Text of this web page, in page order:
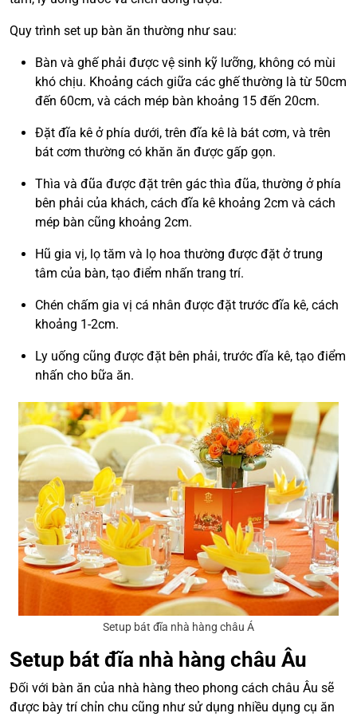
Quy trình set up bàn ăn thường như sau:
Bàn và ghế phải được vệ sinh kỹ lưỡng, không có mùi
khó chịu. Khoảng cách giữa các ghế thường là từ 50cm
đến 60cm, và cách mép bàn khoảng 15 đến 20cm.
Đặt đĩa kê ở phía dưới, trên đĩa kê là bát cơm, và trên
bát cơm thường có khăn ăn được gấp gọn.
Thìa và đũa được đặt trên gác thìa đũa, thường ở phía
bên phải của khách, cách đĩa kê khoảng 2cm và cách
mép bàn cũng khoảng 2cm.
Hũ gia vị, lọ tăm và lọ hoa thường được đặt ở trung
tâm của bàn, tạo điểm nhấn trang trí.
Chén chấm gia vị cá nhân được đặt trước đĩa kê, cách
khoảng 1-2cm.
Ly uống cũng được đặt bên phải, trước đĩa kê, tạo điểm
nhấn cho bữa ăn.
Setup bát đĩa nhà hàng châu Á
Setup bát đĩa nhà hàng châu Âu
Đối với bàn ăn của nhà hàng theo phong cách châu Âu sẽ
được bày trí chỉn chu cũng như sử dụng nhiều dụng cụ ăn